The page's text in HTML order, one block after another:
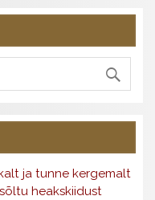
ja tunne kergemalt
heakskiidust